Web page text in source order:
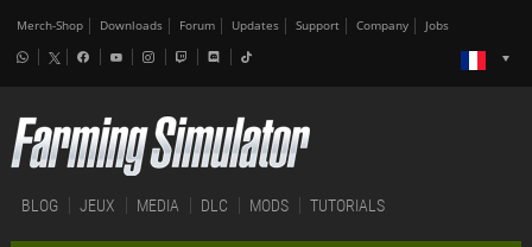
Merch-Shop Downloads Forum Updates Support Company Jobs
BLOG JEUX MEDIA DLC MODS TUTORIALS